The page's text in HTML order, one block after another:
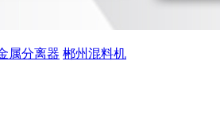
属分离器 郴州混料机